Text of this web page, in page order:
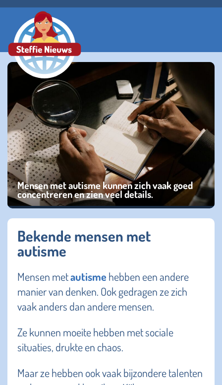
Mensen met autisme kunnen zich vaak goed
concentreren en zien veel details.
Bekende mensen met
autisme
Mensen metautisme hebben een andere
manier van denken. Ook gedragen ze zich
vaak anders dan andere mensen.
Ze kunnen moeite hebben met sociale
situaties, drukte en chaos.
Maar ze hebben ook vaak bijzondere talenten